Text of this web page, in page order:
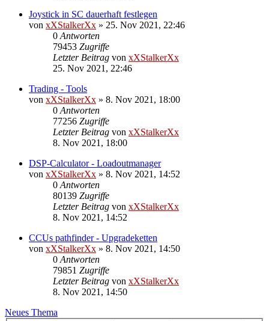
Joystick in SC dauerhaft festlegen
von xXStalkerXx » 25. Nov 2021, 22:46
0Antworten
79453 Zugriffe
Letzter Beitrag von xXStalkerXx
25. Nov 2021, 22:46
Trading - Tools
von xXStalkerXx » 8. Nov 2021, 18:00
0Antworten
77256 Zugriffe
Letzter Beitrag von xXStalkerXx
8. Nov 2021, 18:00
DSP-Calculator - Loadoutmanager
von xXStalkerXx » 8. Nov 2021, 14:52
0Antworten
80139 Zugriffe
Letzter Beitrag von xXStalkerXx
8. Nov 2021, 14:52
CCUs pathfinder - Upgradeketten
von xXStalkerXx » 8. Nov 2021, 14:50
0Antworten
79851 Zugriffe
Letzter Beitrag von xXStalkerXx
8. Nov 2021, 14:50
Neues Thema